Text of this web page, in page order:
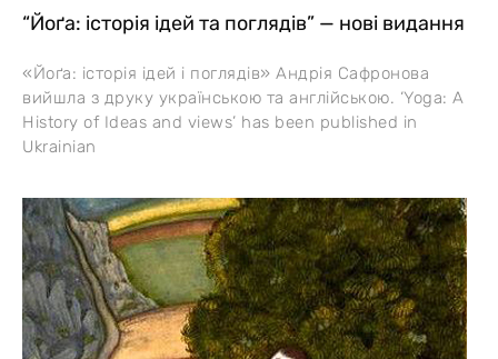
“Йоґа: історія ідей та поглядів” — нові видання
«Йоґа: історія ідей і поглядів» Андрія Сафронова
вийшла з друку українською та англійською. ‘Yoga: A
History of Ideas and views’ has been published in
Ukrainian